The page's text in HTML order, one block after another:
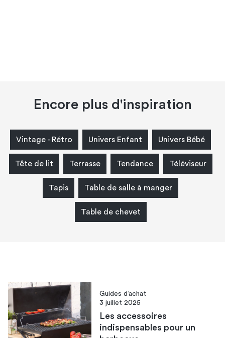
Encore plus d'inspiration
Vintage - Rétro Univers Enfant Univers Bébé
Tête de lit Terrasse Tendance Téléviseur
Tapis Table de salle à manger
Table de chevet
Guides d’achat
3 juillet 2025
Les accessoires
indispensables pour un